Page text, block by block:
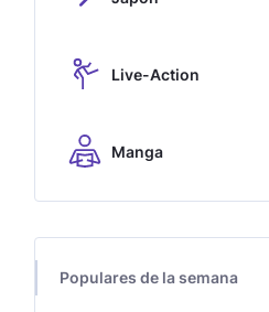
Live-Action
Manga
Populares de la semana